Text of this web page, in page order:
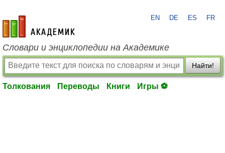
academic.ru
EN DE ES FR
Словари и энциклопедии на Академике
Найти!
Толкования Переводы Книги Игры ⚽